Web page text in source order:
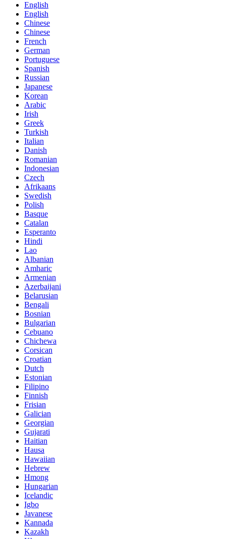
English
English
Chinese
Chinese
French
German
Portuguese
Spanish
Russian
Japanese
Korean
Arabic
Irish
Greek
Turkish
Italian
Danish
Romanian
Indonesian
Czech
Afrikaans
Swedish
Polish
Basque
Catalan
Esperanto
Hindi
Lao
Albanian
Amharic
Armenian
Azerbaijani
Belarusian
Bengali
Bosnian
Bulgarian
Cebuano
Chichewa
Corsican
Croatian
Dutch
Estonian
Filipino
Finnish
Frisian
Galician
Georgian
Gujarati
Haitian
Hausa
Hawaiian
Hebrew
Hmong
Hungarian
Icelandic
Igbo
Javanese
Kannada
Kazakh